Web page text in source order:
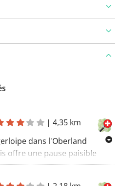
|4,35 km
dans l'Oberland
offre une pause paisible
nature. Sur une longueur de